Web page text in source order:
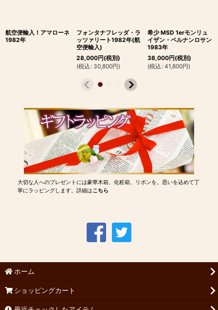
航空便輸入！アマローネ
1982年
フォンタナフレッダ・ラ
ッツァリート1982年(航
空便輸入)
28,000円(税別)
(税込 : 30,800円)
希少 MSD 1erモンリュ
イザン・ペルナンロサン
1983年
38,000円(税別)
(税込 : 41,800円)
大切な人へのプレゼントには豪華木箱、化粧箱、リボンを。思いを込めて丁
寧にラッピングします。詳細はこちら
ホーム
ショッピングカート